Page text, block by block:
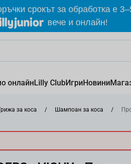
срокът за обработка е
вече и онлайн!
онлайнLilly ClubИгриНовини
за коса / Шампоан за коса /